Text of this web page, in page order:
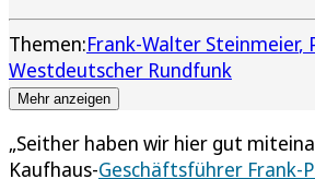
Themen:Frank-Walter Steinmeier
Westdeutscher Rundfunk
Mehr anzeigen
„Seither haben wir hier gut
Kaufhaus-Geschäftsführer Frank-